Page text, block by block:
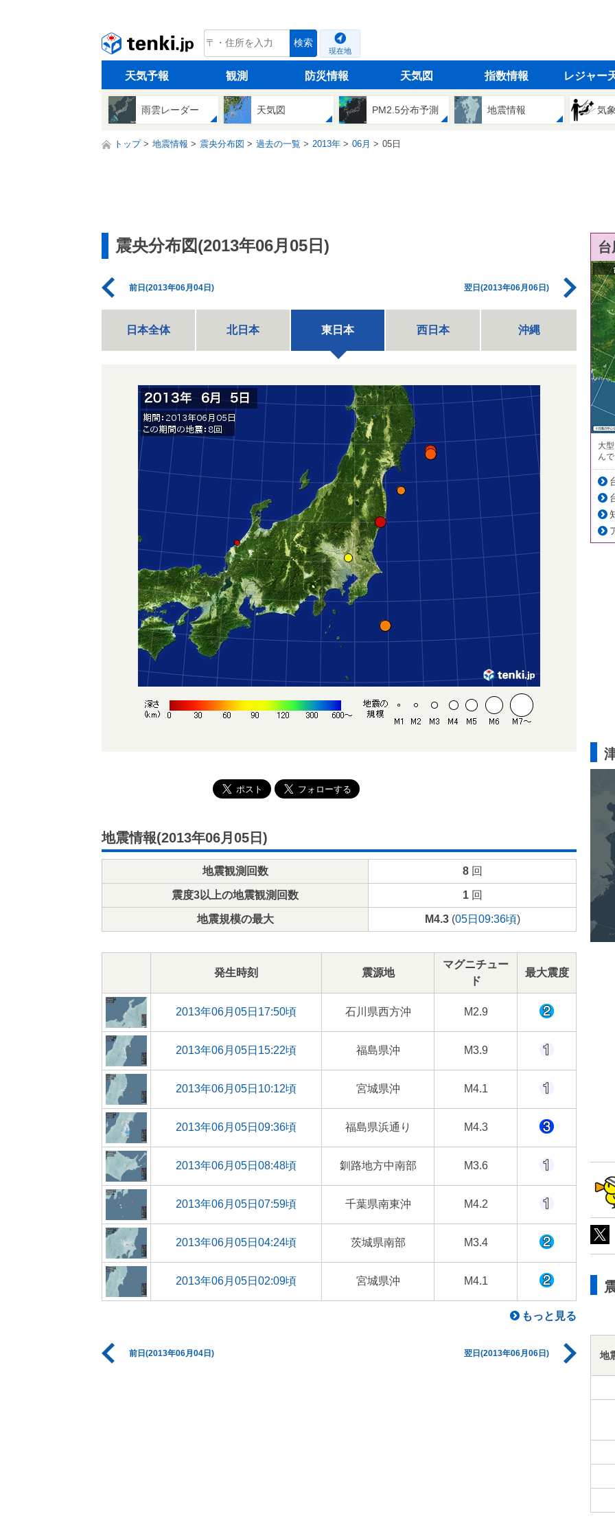
tenki.jp 検索
現在地
天気予報 観測 防災情報 天気図 指数情報 レジャー
雨雲レーダー 天気図 PM2.5分布予測 地震情報 気
トップ 地震情報 震央分布図 過去の一覧 2013年 06月 05日
震央分布図(2013年06月05日)
前日(2013年06月04日) 翌日(2013年06月06日)
日本全体 北日本 東日本 西日本 沖縄
地震情報(2013年06月05日)
地震観測回数 8回
震度3以上の地震観測回数 1回
地震規模の最大 M4.3(05日09:36頃)
発生時刻 震源地
マグニチュー
ド
最大震度
2013年06月05日17:50頃 石川県西方沖 M2.9
2013年06月05日15:22頃 福島県沖 M3.9
2013年06月05日10:12頃 宮城県沖 M4.1
2013年06月05日09:36頃 福島県浜通り M4.3
2013年06月05日08:48頃 釧路地方中南部 M3.6
2013年06月05日07:59頃 千葉県南東沖 M4.2
2013年06月05日04:24頃 茨城県南部 M3.4
2013年06月05日02:09頃 宮城県沖 M4.1
もっと見る
前日(2013年06月04日) 翌日(2013年06月06日)
大
ん
地